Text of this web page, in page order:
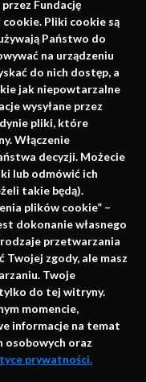
Fundację
Pliki cookie są
Państwo do
na urządzeniu
do nich dostęp, a
jak niepowtarzalne
wysyłane przez
pliki, które
Włączenie
decyzji. Możecie
lub odmówić ich
takie będą).
plików cookie” –
dokonanie własnego
przetwarzania
Twojej zgody, ale masz
Twoje
do tej witryny.
momencie,
informacje na temat
osobowych oraz
prywatności.
wydawnictwo
2